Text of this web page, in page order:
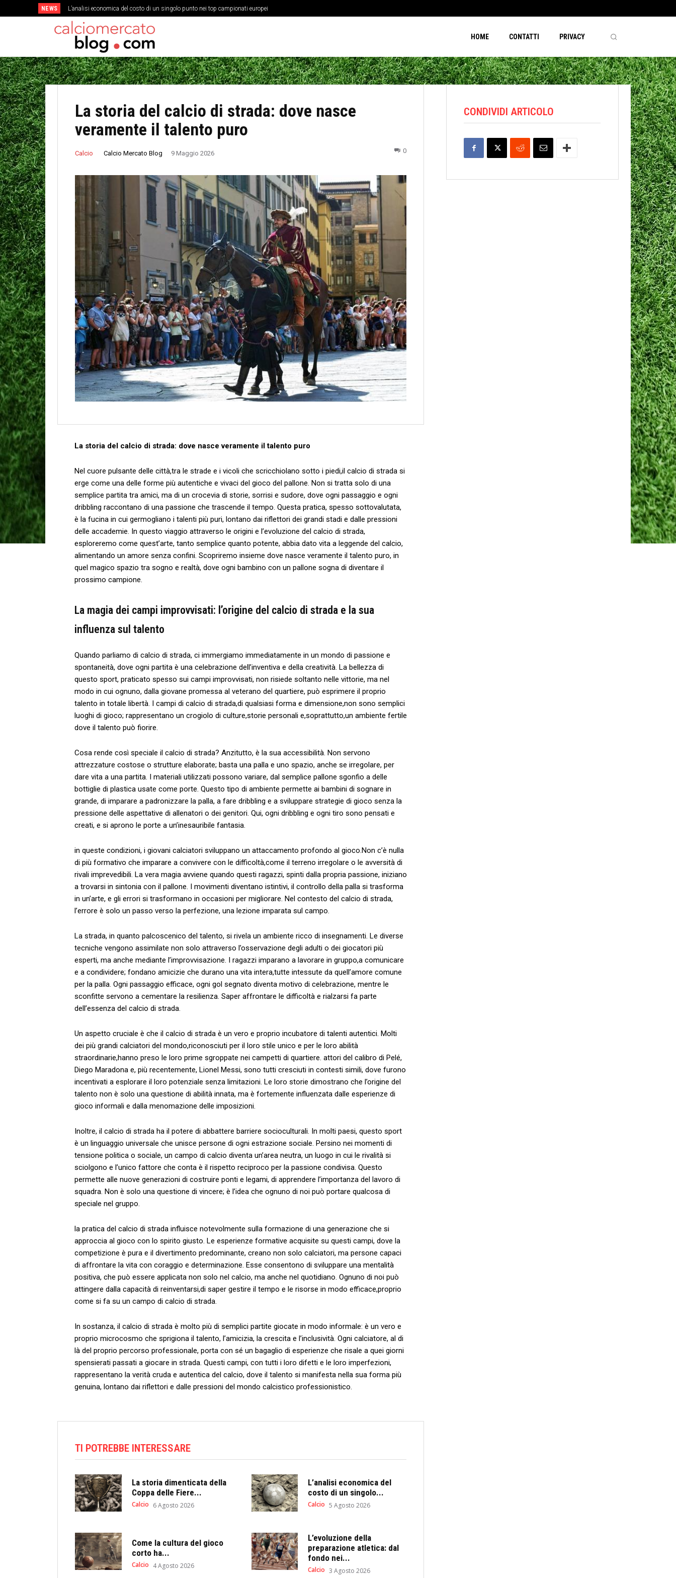
NEWS L’analisi economica del costo di un singolo punto nei top campionati europei
Come la cultura del gioco corto ha cambiato la struttura fisica dei centrocampisti
HOME CONTATTI PRIVACY
La storia del calcio di strada: dove nasce
veramente il talento puro
Calcio Calcio Mercato Blog 9 Maggio 2026 0
La storia del calcio di strada: dove nasce veramente⁣ il‌ talento puro
Nel cuore pulsante delle città,tra le ⁤strade e i vicoli che scricchiolano sotto i piedi,il calcio di strada⁢ si
‍erge come una delle forme più ⁤autentiche e vivaci del⁤ gioco del pallone. Non ⁣si tratta ⁤solo di ‌una
⁣semplice partita tra ⁤amici,‌ ma di un crocevia di storie, sorrisi⁤ e sudore, dove ogni‌ passaggio e ogni
dribbling raccontano di una passione⁢ che trascende ⁣il tempo. Questa pratica,‍ spesso sottovalutata,
è⁤ la fucina in cui ⁣germogliano i talenti più puri,​ lontano dai⁢ riflettori dei grandi stadi e dalle pressioni
delle​ accademie.⁤ In questo‍ viaggio​ attraverso‍ le origini e l’evoluzione​ del‌ calcio ⁣di strada,
esploreremo come quest’arte, tanto⁤ semplice quanto potente, abbia dato ‍vita a leggende⁤ del calcio,
alimentando ‌un amore‌ senza‌ confini. Scopriremo insieme​ dove nasce veramente⁢ il talento puro, in
quel magico spazio‍ tra ​sogno e ⁢realtà, dove ogni ⁣bambino con un pallone sogna ‍di diventare ⁣il
prossimo campione.
La magia dei campi improvvisati: ⁣l’origine del calcio di‌ strada e la ⁢sua
influenza sul talento
Quando ⁣parliamo‌ di calcio di strada, ci ⁣immergiamo immediatamente in⁢ un mondo di passione e
⁤spontaneità,‍ dove ogni partita è una celebrazione dell’inventiva e della creatività. La ⁤bellezza di
questo sport, praticato spesso sui campi ⁣improvvisati, non risiede soltanto nelle ⁢vittorie, ma nel
modo in cui ognuno, ⁢dalla giovane ‍promessa al veterano del quartiere, può esprimere il proprio
talento ⁢in totale⁢ libertà.⁤ I campi di calcio di‌ strada,di⁤ qualsiasi forma ⁣e dimensione,non sono semplici
luoghi di ⁣gioco; rappresentano un crogiolo ⁢di culture,storie ⁤personali e,soprattutto,un ambiente fertile
dove il talento può fiorire.
Cosa rende così speciale ⁤il⁤ calcio di strada? Anzitutto, è la sua accessibilità. Non servono
attrezzature costose o strutture elaborate; basta ​una palla e uno spazio, anche se irregolare, per
dare vita a una partita. I materiali utilizzati possono ‌variare, dal semplice pallone sgonfio a delle
bottiglie di plastica ⁢usate come porte. Questo tipo di ambiente permette ai bambini di sognare in
grande, ​di imparare a padronizzare la palla, a ⁢fare ​dribbling e a sviluppare⁤ strategie di gioco senza la
pressione delle aspettative di allenatori o dei genitori. Qui, ogni dribbling e ogni tiro sono pensati⁣ e
creati, e si aprono le porte a un’inesauribile fantasia.
in queste condizioni, i giovani calciatori sviluppano un attaccamento profondo al gioco.Non c’è nulla
di più formativo che imparare a convivere ⁢con ‍le difficoltà,come il terreno irregolare o le avversità di
rivali imprevedibili. La vera magia avviene quando‌ questi ragazzi,⁢ spinti ⁣dalla propria passione, iniziano
a trovarsi in sintonia ‍con ⁢il pallone. I movimenti diventano⁤ istintivi,⁣ il ⁤controllo della palla si trasforma ​
in un’arte,⁣ e gli errori si trasformano in occasioni per migliorare. Nel ‍contesto ⁣del calcio di strada,
l’errore‌ è solo un ⁢passo verso la perfezione, una lezione‍ imparata sul campo.
La strada, in quanto palcoscenico del talento, ⁢si rivela un ambiente ricco⁢ di insegnamenti. Le diverse⁤
tecniche vengono assimilate ⁢non solo attraverso l’osservazione degli adulti o dei giocatori più
esperti, ma anche⁣ mediante l’improvvisazione. I ragazzi imparano a lavorare in gruppo,a comunicare ​
e a condividere; fondano amicizie che‍ durano una ‍vita intera,tutte intessute da​ quell’amore comune
per la palla. Ogni passaggio efficace, ​ogni gol segnato diventa motivo di celebrazione, mentre le
sconfitte servono a cementare la resilienza. Saper affrontare le difficoltà e‍ rialzarsi‍ fa parte
dell’essenza del ⁣calcio di strada.
Un aspetto cruciale è che il calcio ‍di strada⁢ è un ⁣vero e ⁤proprio incubatore di​ talenti autentici. Molti
dei più ‍grandi calciatori del mondo,riconosciuti per il‍ loro ‌stile ⁤unico e per ⁤le loro abilità
straordinarie,hanno preso le loro prime ⁢sgroppate nei campetti di quartiere. attori del calibro di Pelé,
Diego ‍Maradona ⁣e, ‍più recentemente,​ Lionel Messi, sono‍ tutti cresciuti in​ contesti simili, dove furono
incentivati a esplorare⁤ il loro potenziale senza limitazioni. Le loro storie dimostrano che l’origine del
talento non è⁢ solo ‍una questione di abilità innata, ma è fortemente influenzata dalle esperienze​ di
gioco informali e ⁢dalla menomazione⁣ delle ⁢imposizioni.
Inoltre, il calcio di strada ha il‍ potere di abbattere barriere socioculturali. ‌In molti paesi,‌ questo​ sport
è un ⁢linguaggio universale che unisce persone di ogni estrazione sociale. Persino nei momenti di
tensione politica o sociale, un campo‍ di calcio‌ diventa un’area neutra, un luogo in cui⁢ le rivalità si
sciolgono‍ e l’unico fattore⁣ che conta è il rispetto reciproco ‌per la passione condivisa. ⁣Questo
permette alle nuove generazioni⁣ di ⁤costruire ponti ‍e legami, di apprendere ‌l’importanza del lavoro di
squadra. Non è solo una ⁤questione di vincere; è l’idea che ognuno di⁤ noi può portare qualcosa di⁢
speciale​ nel gruppo.
la pratica del calcio di ‌strada influisce notevolmente sulla formazione di⁤ una generazione che si
approccia ​al‍ gioco con ⁢lo spirito giusto.‌ Le esperienze formative‌ acquisite su ⁤questi campi, dove la​
competizione è pura e il divertimento predominante, creano ⁢non solo calciatori, ma persone ⁢capaci
di affrontare ​la vita con ‌coraggio e determinazione. Esse consentono di sviluppare una mentalità
positiva,‍ che può essere applicata non solo nel calcio, ⁣ma anche nel quotidiano. Ognuno ⁤di noi può
attingere dalla capacità di​ reinventarsi,di saper gestire il tempo e ⁢le‍ risorse in modo ‍efficace,proprio
come si‌ fa su ⁢un campo di​ calcio di strada.
In sostanza, il calcio di⁣ strada è molto più di semplici partite giocate ‌in modo⁢ informale: è un ‌vero e
⁢proprio microcosmo che sprigiona il talento, l’amicizia, la crescita‌ e​ l’inclusività. Ogni calciatore, ⁢al di
‌là del proprio‌ percorso ‌professionale, porta ⁢con sé un bagaglio di esperienze che risale a quei giorni
spensierati passati a giocare ⁤in strada. Questi⁤ campi, ​con⁣ tutti i loro difetti e le loro imperfezioni,
⁤rappresentano la verità cruda e ‍autentica del calcio,‌ dove il talento si manifesta nella sua forma⁢ più‍
genuina, lontano dai ⁣riflettori‌ e dalle pressioni del mondo calcistico professionistico.
TI POTREBBE INTERESSARE
La storia dimenticata della
Coppa delle Fiere...
Calcio 6 Agosto 2026
L’analisi economica del
costo di un singolo...
Calcio 5 Agosto 2026
Come la cultura del gioco
corto ha...
Calcio 4 Agosto 2026
L’evoluzione della
preparazione atletica: dal
fondo nei...
Calcio 3 Agosto 2026
CONDIVIDI ARTICOLO